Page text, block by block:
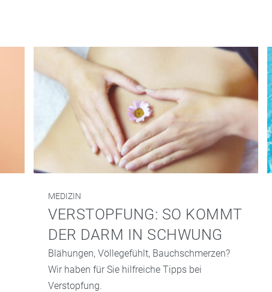
MEDIZIN
VERSTOPFUNG: SO KOMMT
DER DARM IN SCHWUNG
Blähungen, Völlegefühlt, Bauchschmerzen?
Wir haben für Sie hilfreiche Tipps bei
Verstopfung.